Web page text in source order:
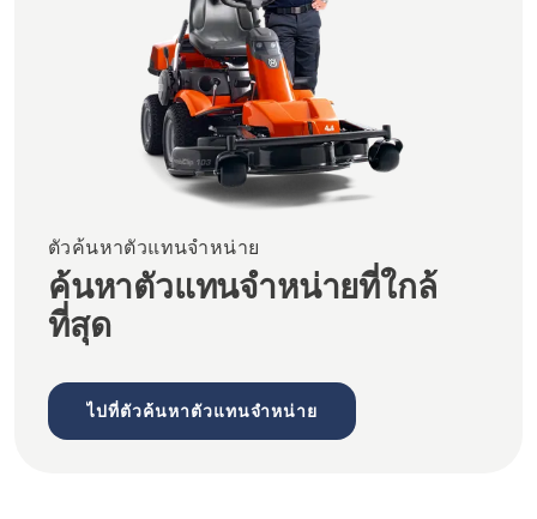
ตัวค้นหาตัวแทนจำหน่าย
ค้นหาตัวแทนจำหน่ายที่ใกล้
ที่สุด
ไปที่ตัวค้นหาตัวแทนจำหน่าย